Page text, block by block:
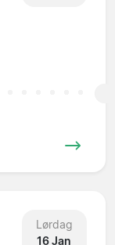
Lørdag
16 Jan